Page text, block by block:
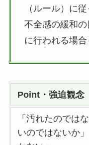
（ルール）に
不全感の緩和
に行われる場合
Point・強迫観念
「汚れたのでは
いのではないか